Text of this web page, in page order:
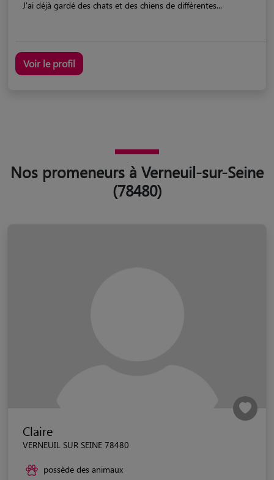
J'ai déjà gardé des chats et des chiens de différentes...
Voir le profil
Nos promeneurs à Verneuil-sur-Seine
(78480)
Claire
VERNEUIL SUR SEINE 78480
possède des animaux